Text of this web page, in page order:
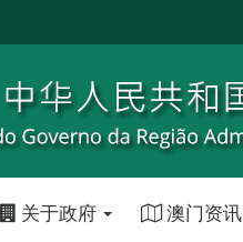
关于政府 澳门资讯